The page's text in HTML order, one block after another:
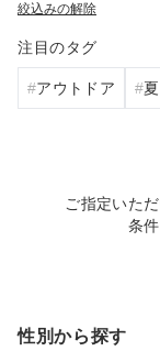
絞込みの解除
注目のタグ
アウトドア 夏
ご指定いた
条
性別から探す